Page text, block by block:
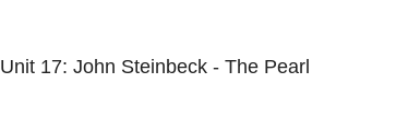
Unit 17: John Steinbeck - The Pearl